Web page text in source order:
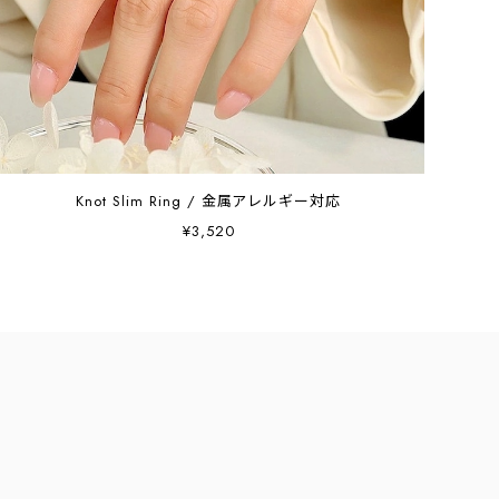
Knot Slim Ring / 金属アレルギー対応
¥3,520